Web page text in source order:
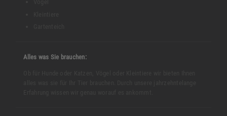
Alles was Sie brauchen: